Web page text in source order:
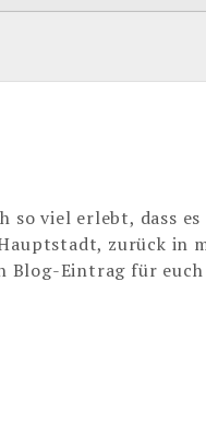
so viel erlebt, dass
zurück in
Blog-Eintrag für